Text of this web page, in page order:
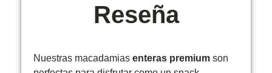
Reseña
Nuestras macadamias enteras premium son